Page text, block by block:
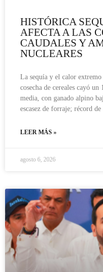
HISTÓRICA
AFECTA A LAS
CAUDALES Y
NUCLEARES
La sequía y el calor
cosecha de cereales cayó
media, con ganado alpino
escasez de forraje; récord de
LEER MÁS »
agosto 6, 2026